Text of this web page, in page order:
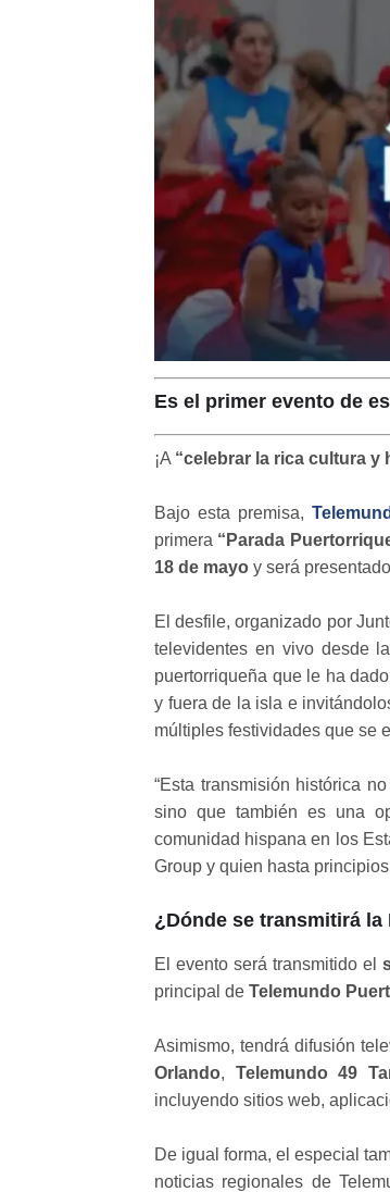
Es el primer evento de
¡A “celebrar la rica cultura y
Bajo esta premisa,
primera “Parada
18 de mayo y será
El desfile, organizado por
televidentes en vivo desde
puertorriqueña que le ha
y fuera de la isla e
múltiples festividades que se
“Esta transmisión histórica
sino que también es una
comunidad hispana en los
Group y quien hasta
¿Dónde se transmitirá
El evento será transmitido el
principal de Telemundo
Asimismo, tendrá difusión
Orlando, Telemundo 49
incluyendo sitios web,
De igual forma, el especial
noticias regionales de